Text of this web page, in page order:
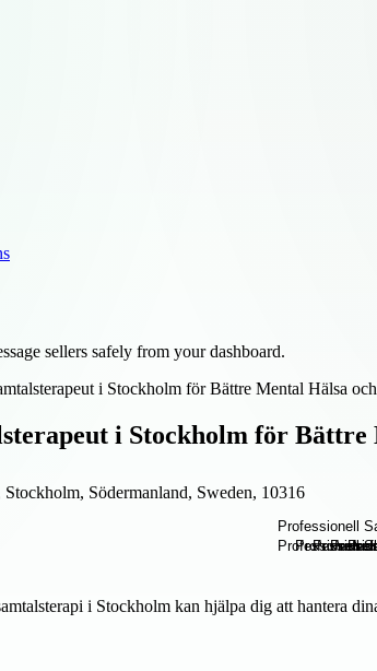
sellers safely from your dashboard.
i Stockholm för Bättre Mental Hälsa
i Stockholm för Bättre
Stockholm, Södermanland, Sweden, 10316
i Stockholm kan hjälpa dig att hantera